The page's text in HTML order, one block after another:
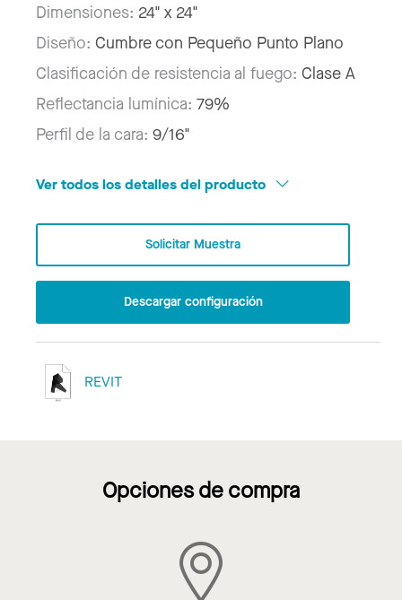
Dimensiones: 24" x 24"
Diseño: Cumbre con Pequeño Punto Plano
Clasificación de resistencia al fuego: Clase A
Reflectancia lumínica: 79%
Perfil de la cara: 9/16"
Ver todos los detalles del producto
Solicitar Muestra
Descargar configuración
REVIT
Opciones de compra